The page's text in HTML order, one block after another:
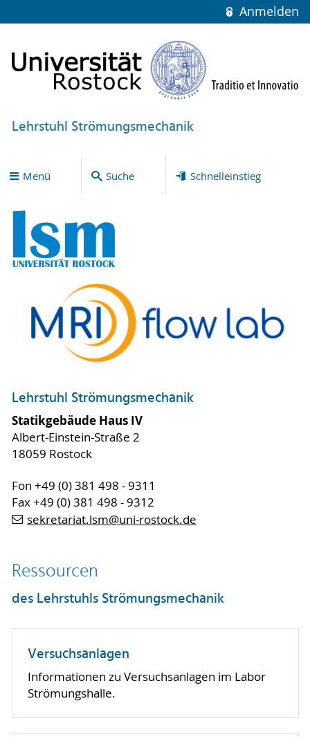
Anmelden
Lehrstuhl Strömungsmechanik
Menü Suche Schnelleinstieg
Lehrstuhl Strömungsmechanik
Statikgebäude Haus IV
Albert-Einstein-Straße 2
18059 Rostock
Fon +49 (0) 381 498 - 9311
Fax +49 (0) 381 498 - 9312
sekretariat.lsm@uni-rostock.de
Ressourcen
des Lehrstuhls Strömungsmechanik
Versuchsanlagen
Informationen zu Versuchsanlagen im Labor
Strömungshalle.